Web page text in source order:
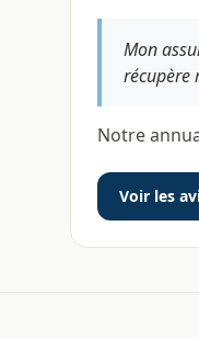
Mon
récupère
Notre
Voir les